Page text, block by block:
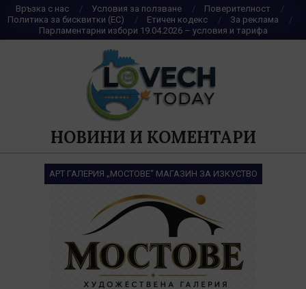
Skip
to
content
Връзка с нас Условия за ползване
Поверителност
Политика за бисквитки (ЕС)
Етичен кодекс
За реклама
Парламентарни избори 19.04.2026 – условия и тарифа
НОВИНИ И КОМЕНТАРИ
АРТ ГАЛЕРИЯ „МОСТОВЕ“ МАГАЗИН ЗА ИЗКУСТВО